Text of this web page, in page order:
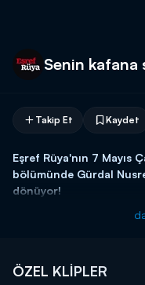
Senin kafana
Takip Et Kaydet
Eşref Rüya'nın 7 Mayıs
bölümünde Gürdal
dönüyor!
Eşref Rüya yeni
ÖZEL KLİPLER